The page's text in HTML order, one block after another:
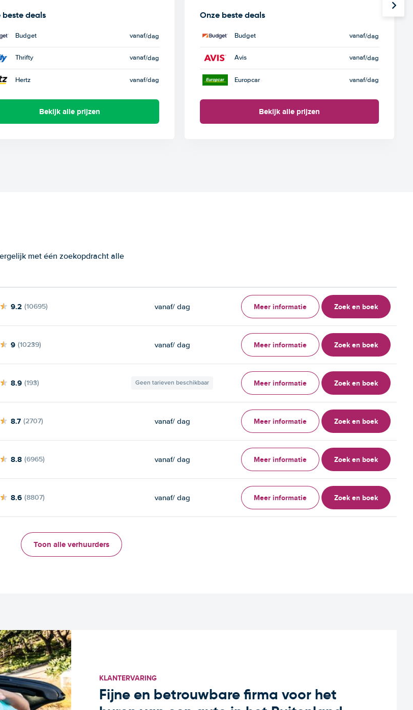
beste deals
Budget vanaf/dag
Thrifty vanaf/dag
Hertz vanaf/dag
Bekijk alle prijzen
Onze beste deals
Budget vanaf/dag
Avis vanaf/dag
Europcar vanaf/dag
Bekijk alle prijzen
met één zoekopdracht alle
9.2 (10695) vanaf/ dag Meer informatie Zoek en boek
9 (10239) vanaf/ dag Meer informatie Zoek en boek
8.9 (193) Geen tarieven beschikbaar Meer informatie Zoek en boek
8.7 (2707) vanaf/ dag Meer informatie Zoek en boek
8.8 (6965) vanaf/ dag Meer informatie Zoek en boek
8.6 (8807) vanaf/ dag Meer informatie Zoek en boek
Toon alle verhuurders
KLANTERVARING
Fijne en betrouwbare firma voor het